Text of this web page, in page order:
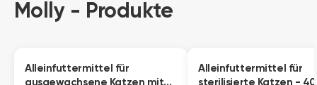
Molly - Produkte
Alleinfuttermittel für
ausgewachsene Katzen mit
Alleinfuttermittel für
sterilisierte Katzen -